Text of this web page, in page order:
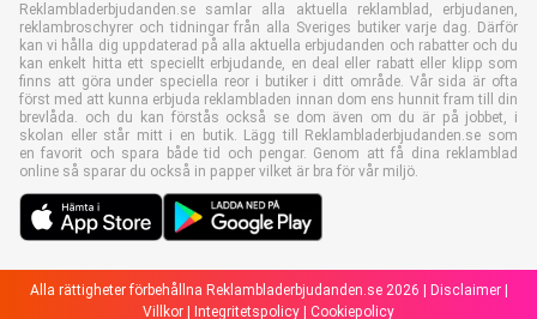
Reklambladerbjudanden.se samlar alla aktuella reklamblad, erbjudanen,
reklambroschyrer och tidningar från alla Sveriges butiker varje dag. Därför
kan vi hålla dig uppdaterad på alla aktuella erbjudanden och rabatter och du
kan enkelt hitta ett speciellt erbjudande, en deal eller rabatt eller klipp som
finns att göra under speciella reor i butiker i ditt område. Vår sida är ofta
först med att kunna erbjuda reklambladen innan dom ens hunnit fram till din
brevlåda. och du kan förstås också se dom även om du är på jobbet, i
skolan eller står mitt i en butik. Lägg till Reklambladerbjudanden.se som
en favorit och spara både tid och pengar. Genom att få dina reklamblad
online så sparar du också in papper vilket är bra för vår miljö.
Alla rättigheter förbehållna Reklambladerbjudanden.se 2026 | Disclaimer|
Villkor
Integritetspolicy Cookiepolicy